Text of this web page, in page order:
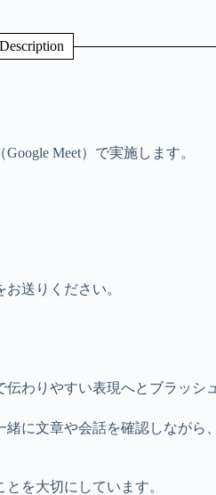
Description
Meet）で実施します。
送りください。
わりやすい表現へとブラッシ
に文章や会話を確認しながら
を大切にしています。